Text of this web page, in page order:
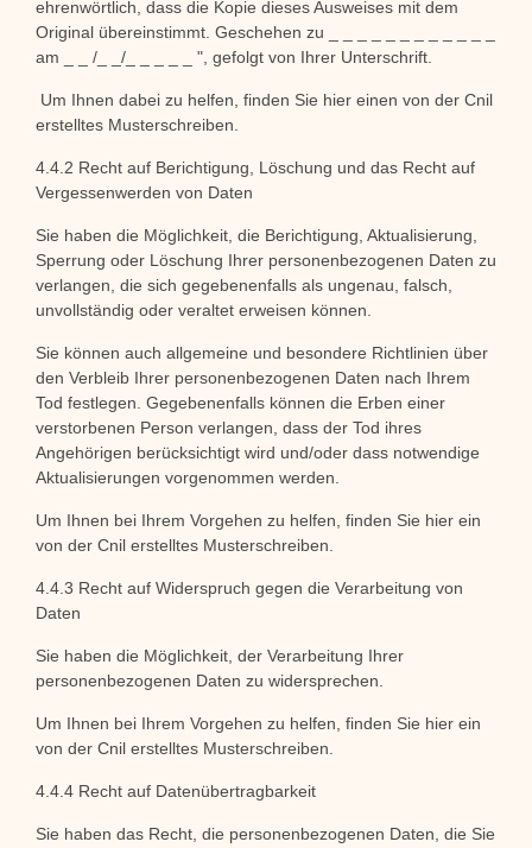
ehrenwörtlich, dass die Kopie dieses Ausweises mit dem
Original übereinstimmt. Geschehen zu _ _ _ _ _ _ _ _ _ _ _ _
am _ _ /_ _/_ _ _ _ _ ", gefolgt von Ihrer Unterschrift.
Um Ihnen dabei zu helfen, finden Sie hier einen von der Cnil
erstelltes Musterschreiben.
4.4.2 Recht auf Berichtigung, Löschung und das Recht auf
Vergessenwerden von Daten
Sie haben die Möglichkeit, die Berichtigung, Aktualisierung,
Sperrung oder Löschung Ihrer personenbezogenen Daten zu
verlangen, die sich gegebenenfalls als ungenau, falsch,
unvollständig oder veraltet erweisen können.
Sie können auch allgemeine und besondere Richtlinien über
den Verbleib Ihrer personenbezogenen Daten nach Ihrem
Tod festlegen. Gegebenenfalls können die Erben einer
verstorbenen Person verlangen, dass der Tod ihres
Angehörigen berücksichtigt wird und/oder dass notwendige
Aktualisierungen vorgenommen werden.
Um Ihnen bei Ihrem Vorgehen zu helfen, finden Sie hier ein
von der Cnil erstelltes Musterschreiben.
4.4.3 Recht auf Widerspruch gegen die Verarbeitung von
Daten
Sie haben die Möglichkeit, der Verarbeitung Ihrer
personenbezogenen Daten zu widersprechen.
Um Ihnen bei Ihrem Vorgehen zu helfen, finden Sie hier ein
von der Cnil erstelltes Musterschreiben.
4.4.4 Recht auf Datenübertragbarkeit
Sie haben das Recht, die personenbezogenen Daten, die Sie